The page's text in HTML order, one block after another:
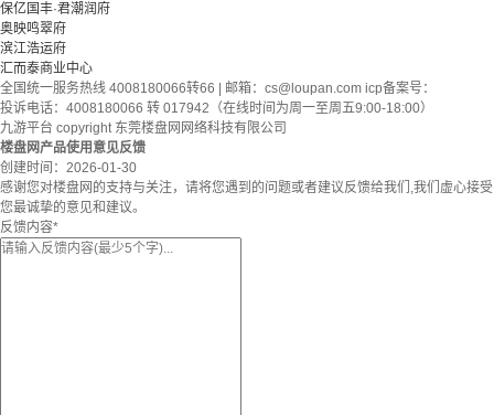
保亿国丰·君潮润府
奥映鸣翠府
滨江浩运府
汇而泰商业中心
全国统一服务热线 4008180066转66 | 邮箱： cs@loupan.com icp备案号：
投诉电话：4008180066 转 017942（在线时间为周一至周五9:00-18:00）
九游平台 copyright 东莞楼盘网网络科技有限公司
楼盘网产品使用意见反馈
创建时间： 2026-01-30
感谢您对楼盘网的支持与关注，请将您遇到的问题或者建议反馈给我们,我们虚心接受
您最诚挚的意见和建议。
反馈内容*